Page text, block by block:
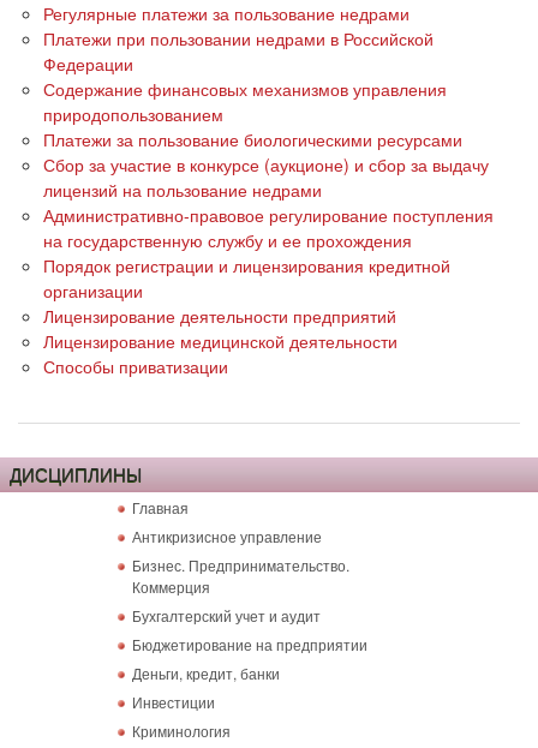
Регулярные платежи за пользование недрами
Платежи при пользовании недрами в Российской
Федерации
Содержание финансовых механизмов управления
природопользованием
Платежи за пользование биологическими ресурсами
Сбор за участие в конкурсе (аукционе) и сбор за выдачу
лицензий на пользование недрами
Административно-правовое регулирование поступления
на государственную службу и ее прохождения
Порядок регистрации и лицензирования кредитной
организации
Лицензирование деятельности предприятий
Лицензирование медицинской деятельности
Способы приватизации
ДИСЦИПЛИНЫ
Главная
Антикризисное управление
Бизнес. Предпринимательство.
Коммерция
Бухгалтерский учет и аудит
Бюджетирование на предприятии
Деньги, кредит, банки
Инвестиции
Криминология